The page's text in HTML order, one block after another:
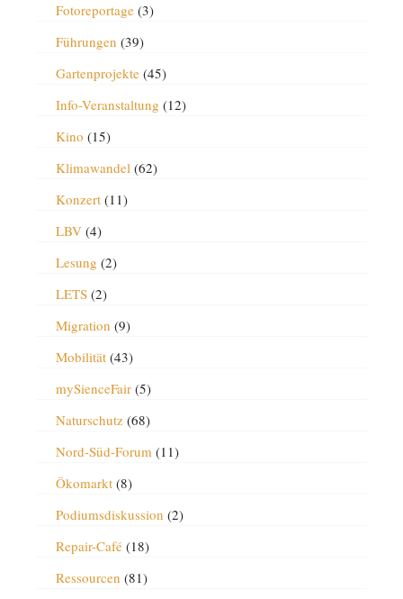
Fotoreportage(3)
Führungen (39)
Gartenprojekte(45)
Info-Veranstaltung (12)
Kino (15)
Klimawandel(62)
Konzert(11)
LBV(4)
Lesung (2)
LETS(2)
Migration (9)
Mobilität(43)
mySienceFair(5)
Naturschutz(68)
Nord-Süd-Forum(11)
Ökomarkt(8)
Podiumsdiskussion (2)
Repair-Café(18)
Ressourcen (81)